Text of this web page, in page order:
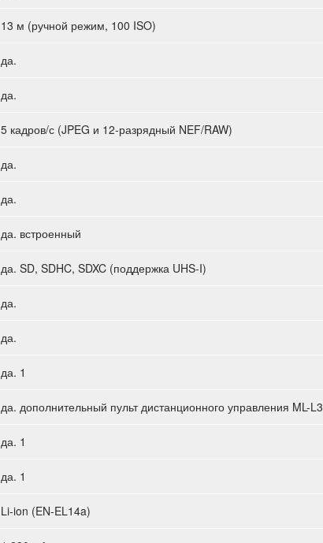
13 м (ручной режим, 100 ISO)
да.
да.
5 кадров/с (JPEG и 12-разрядный NEF/RAW)
да.
да.
да. встроенный
да. SD, SDHC, SDXC (поддержка UHS-I)
да.
да.
да. 1
да. дополнительный пульт дистанционного управления ML-L3
да. 1
да. 1
Li-ion (EN-EL14a)